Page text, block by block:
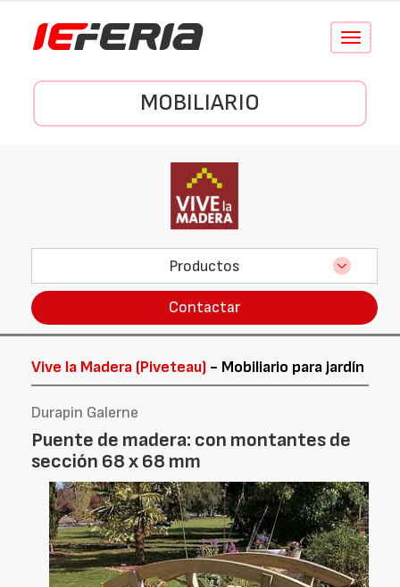
Conmutar
MOBILIARIO
Productos
Contactar
Vive la Madera (Piveteau) - Mobiliario para jardín
Durapin Galerne
Puente de madera: con montantes de
sección 68 x 68 mm